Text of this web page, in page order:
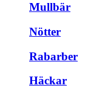
Mullbär
Nötter
Rabarber
Häckar